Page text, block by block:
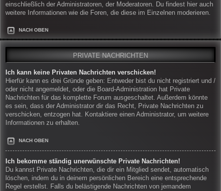
einschließlich der Administratoren, der Moderatoren. Du findest hier auch
weitere Informationen wie die Foren, die diese im Einzelnen moderieren.
NACH OBEN
PRIVATE NACHRICHTEN
Ich kann keine Privaten Nachrichten verschicken!
Hierfür kann es drei Gründe geben: Entweder bist du nicht registriert und /
oder nicht angemeldet, oder die Board-Administration hat Private
Nachrichten für das komplette Forum ausgeschaltet. Außerdem könnte
es sein, dass der Administrator dir das Recht, Private Nachrichten zu
verschicken, entzogen hat. Kontaktiere einen Administrator, um weitere
Informationen zu erhalten.
NACH OBEN
Ich bekomme ständig unerwünschte Private Nachrichten!
Du kannst Private Nachrichten, die dir ein Mitglied sendet, automatisch
löschen, indem du in deinem persönlichen Bereich eine entsprechende
Regel erstellst. Falls du belästigende Nachrichten von jemandem